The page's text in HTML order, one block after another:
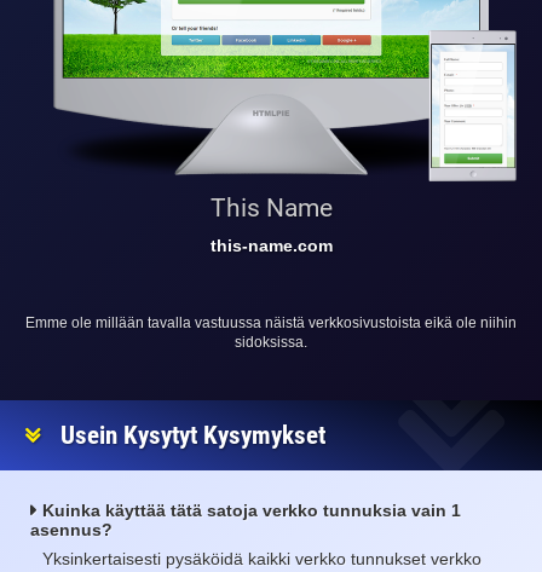
This Name
this-name.com
Emme ole millään tavalla vastuussa näistä verkkosivustoista eikä ole niihin
sidoksissa.
Usein Kysytyt Kysymykset
Kuinka käyttää tätä satoja verkko tunnuksia vain 1
asennus?
Yksinkertaisesti pysäköidä kaikki verkko tunnukset verkko